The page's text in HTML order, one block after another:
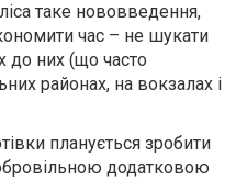
таке нововведення,
час – не шукати
до них (що часто
районах, на вокзалах і
планується зробити
додатковою